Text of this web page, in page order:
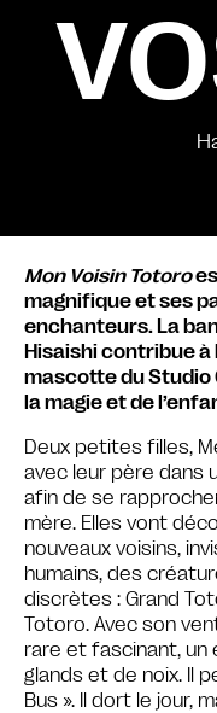
Mon Voisin Totoro
magnifique et ses
enchanteurs. La
Hisaishi contribue à
mascotte du Studio
la magie et de
Deux petites filles,
avec leur père dans
afin de se
mère. Elles vont
nouveaux voisins,
humains, des
discrètes : Grand
Totoro. Avec son
rare et fascinant, un
glands et de noix. Il
Bus ». Il dort le jour,